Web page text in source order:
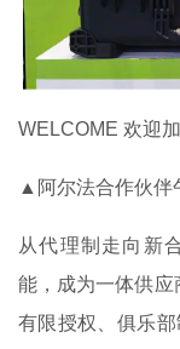
WELCOME 欢迎
▲阿尔法合作伙伴
从代理制走向新
能，成为一体供应
有限授权、俱乐